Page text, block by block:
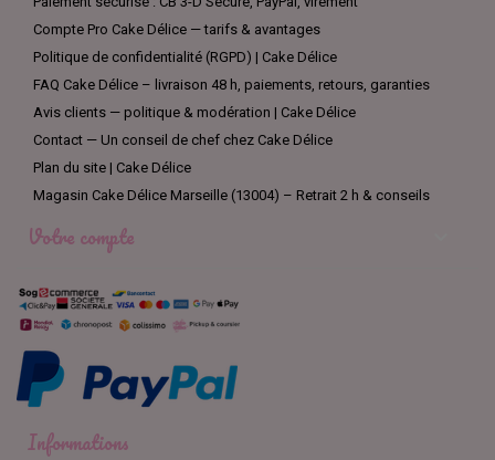
Compte Pro Cake Délice — tarifs & avantages
Politique de confidentialité (RGPD) | Cake Délice
FAQ Cake Délice – livraison 48 h, paiements, retours, garanties
Avis clients — politique & modération | Cake Délice
Contact — Un conseil de chef chez Cake Délice
Plan du site | Cake Délice
Magasin Cake Délice Marseille (13004) – Retrait 2 h & conseils
Votre compte
Informations